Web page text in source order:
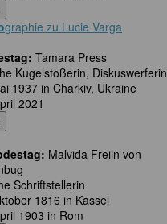
graphie zu Lucie Varga
Tamara Press
Kugelstoßerin, Diskuswerferin
1937 in Charkiv, Ukraine
2021
Malvida Freiin von
Schriftstellerin
1816 in Kassel
1903 in Rom